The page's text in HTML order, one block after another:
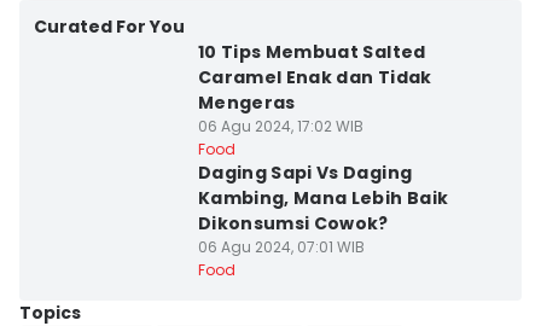
Curated For You
10 Tips Membuat Salted
Caramel Enak dan Tidak
Mengeras
06 Agu 2024, 17:02 WIB
Food
Daging Sapi Vs Daging
Kambing, Mana Lebih Baik
Dikonsumsi Cowok?
06 Agu 2024, 07:01 WIB
Food
Topics